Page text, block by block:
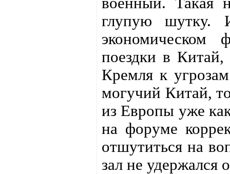
глупую шутку.
экономическом
поездки в Китай,
Кремля к
могучий Китай,
из Европы уже
на форуме
отшутиться на
зал не удержался